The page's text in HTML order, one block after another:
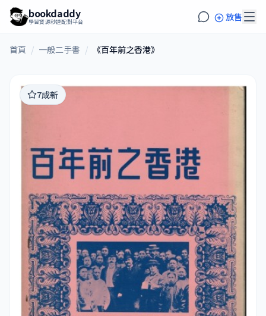
bookdaddy
學習資源秒速配對平台 放售
首頁 / 一般二手書 / 《百年前之香港》
7成新